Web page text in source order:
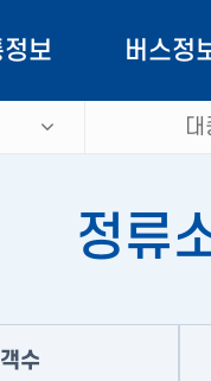
보 버스정
정보
버스정보
이용안내
대
정류
수